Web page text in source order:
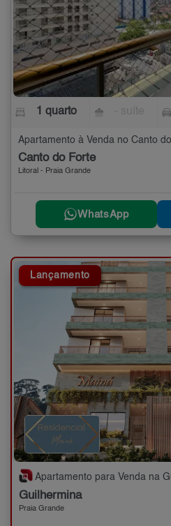
1 quarto
Apartamento à Venda no Canto
Canto do Forte
Litoral - Praia Grande
WhatsApp
Lançamento
Apartamento para Venda na
Guilhermina
Praia Grande